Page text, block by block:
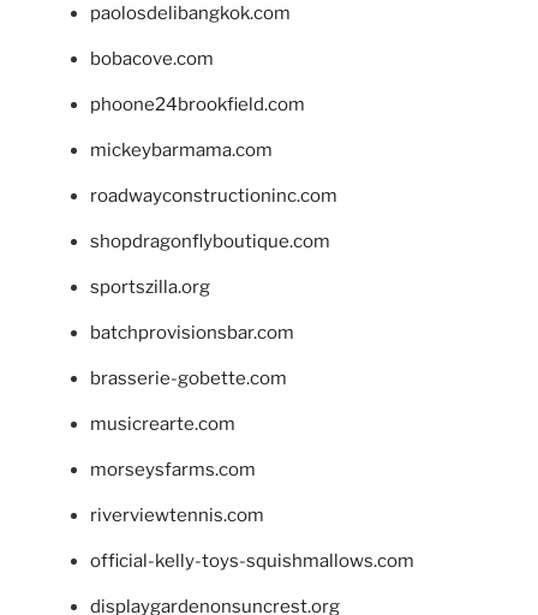
paolosdelibangkok.com
bobacove.com
phoone24brookfield.com
mickeybarmama.com
roadwayconstructioninc.com
shopdragonflyboutique.com
sportszilla.org
batchprovisionsbar.com
brasserie-gobette.com
musicrearte.com
morseysfarms.com
riverviewtennis.com
official-kelly-toys-squishmallows.com
displaygardenonsuncrest.org